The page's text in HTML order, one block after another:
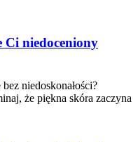
Ci niedoceniony
niedoskonałości?
że piękna skóra zaczyna